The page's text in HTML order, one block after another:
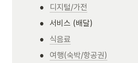
• 디지털/가전
• 서비스 (배달)
• 식음료
• 여행(숙박/항공권)